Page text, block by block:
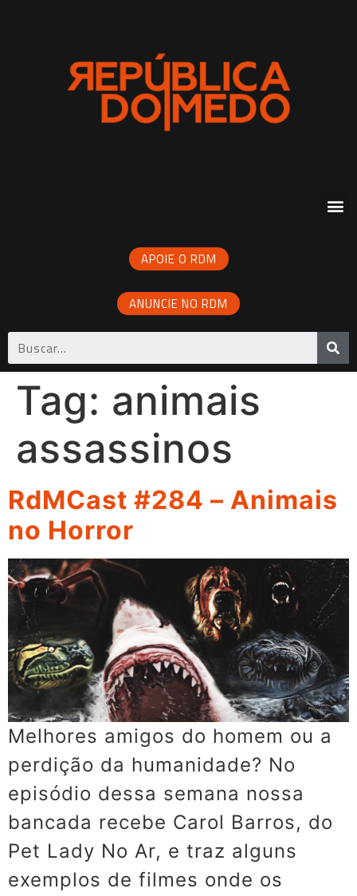
APOIE O RDM
ANUNCIE NO RDM
Tag: animais
assassinos
RdMCast #284 – Animais
no Horror
Melhores amigos do homem ou a
perdição da humanidade? No
episódio dessa semana nossa
bancada recebe Carol Barros, do
Pet Lady No Ar, e traz alguns
exemplos de filmes onde os